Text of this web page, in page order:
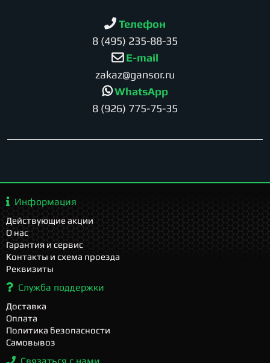
Телефон
8 (495) 235-88-35
E-mail
zakaz@gansor.ru
WhatsApp
8 (926) 775-75-35
Информация
Действующие акции
О нас
Гарантия и сервис
Контакты и схема проезда
Реквизиты
Служба поддержки
Доставка
Оплата
Политика безопасности
Самовывоз